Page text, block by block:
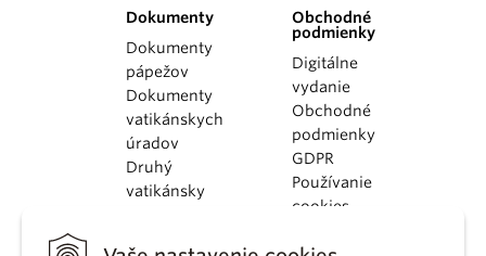
Dokumenty
Dokumenty
pápežov
Dokumenty
vatikánskych
úradov
Druhý
vatikánsky
Obchodné
podmienky
Digitálne
vydanie
Obchodné
podmienky
GDPR
Používanie
cookies